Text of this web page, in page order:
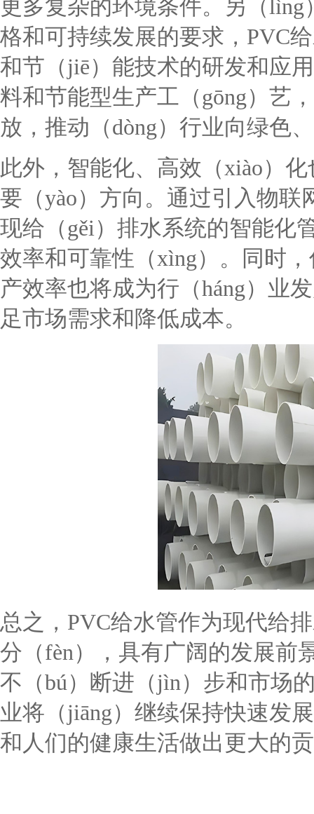
更多复杂的环境条件。另（
格和可持续发展的要求，PVC
和节（jiē）能技术的研发和应
料和节能型生产工（gōng）艺
放，推动（dòng）行业向绿色
此外，智能化、高效（xiào）
要（yào）方向。通过引入物
现给（gěi）排水系统的智能化
效率和可靠性（xìng）。同时
产效率也将成为行（háng）业
足市场需求和降低成本。
总之，PVC给水管作为现代给
分（fèn），具有广阔的发展前
不（bú）断进（jìn）步和市场
业将（jiāng）继续保持快速发
和人们的健康生活做出更大的